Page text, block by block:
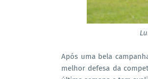
Após uma bela
melhor defesa da